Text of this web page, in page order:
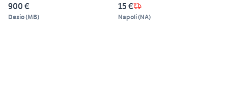
900 €
Desio(MB)
15 €
Napoli(NA)